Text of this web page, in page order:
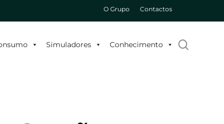
O Grupo Contactos
Simuladores Conhecimento